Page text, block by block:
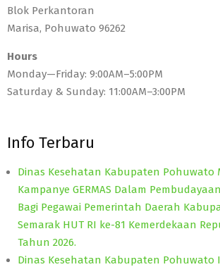
Blok Perkantoran
Marisa, Pohuwato 96262
Hours
Monday—Friday: 9:00AM–5:00PM
Saturday & Sunday: 11:00AM–3:00PM
Info Terbaru
Dinas Kesehatan Kabupaten Pohuwato
Kampanye GERMAS Dalam
Bagi Pegawai Pemerintah Daerah
Semarak HUT RI ke-81 Kemerdekaan
Tahun 2026.
Dinas Kesehatan Kabupaten Pohuwato